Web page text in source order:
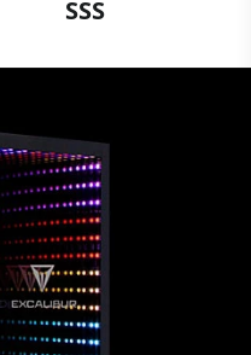
SSS